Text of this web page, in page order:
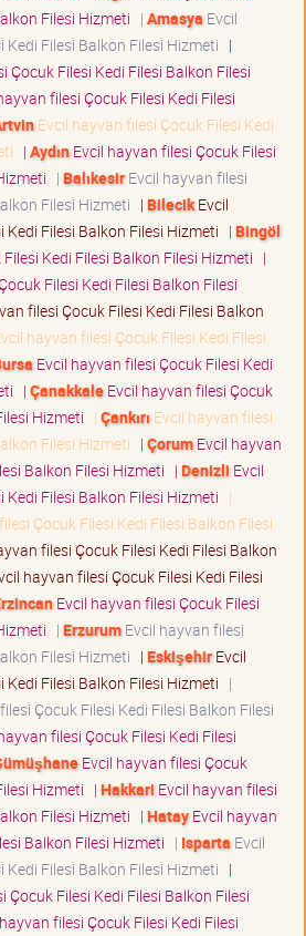
Filesi Hizmeti | Amasya Evcil
Filesi Balkon Filesi Hizmeti |
Çocuk Filesi Kedi Filesi Balkon Filesi
filesi Çocuk Filesi Kedi Filesi
Evcil hayvan filesi Çocuk Filesi Kedi
| AydınEvcil hayvan filesi Çocuk Filesi
| BalıkesirEvcil hayvan filesi
Filesi Hizmeti | BilecikEvcil
Filesi Balkon Filesi Hizmeti | Bingöl
Kedi Filesi Balkon Filesi Hizmeti |
Filesi Kedi Filesi Balkon Filesi
filesi Çocuk Filesi Kedi Filesi Balkon
hayvan filesi Çocuk Filesi Kedi Filesi
Evcil hayvan filesi Çocuk Filesi Kedi
| ÇanakkaleEvcil hayvan filesi Çocuk
Hizmeti | Çankırı Evcil hayvan filesi
Filesi Hizmeti | ÇorumEvcil hayvan
Balkon Filesi Hizmeti | Denizli Evcil
Filesi Balkon Filesi Hizmeti |
Çocuk Filesi Kedi Filesi Balkon Filesi
filesi Çocuk Filesi Kedi Filesi Balkon
hayvan filesi Çocuk Filesi Kedi Filesi
Evcil hayvan filesi Çocuk Filesi
| ErzurumEvcil hayvan filesi
Filesi Hizmeti | EskişehirEvcil
Filesi Balkon Filesi Hizmeti |
Çocuk Filesi Kedi Filesi Balkon Filesi
filesi Çocuk Filesi Kedi Filesi
Evcil hayvan filesi Çocuk
Hizmeti | Hakkari Evcil hayvan filesi
Filesi Hizmeti | HatayEvcil hayvan
Balkon Filesi Hizmeti | Isparta Evcil
Filesi Balkon Filesi Hizmeti |
Filesi Kedi Filesi Balkon Filesi
filesi Çocuk Filesi Kedi Filesi